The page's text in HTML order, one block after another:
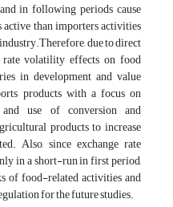
in following periods cause
than importers activities
due to direct
volatility effects on food
in development and value
products with a focus on
use of conversion and
products to increase
Also, since exchange rate
in a short-run in first period,
of food-related activities and
for the future studies.